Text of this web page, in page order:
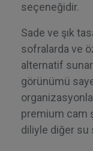
seçeneğidir.
Sade ve şık
sofralarda ve
alternatif
görünümü
premium cam
diliyle diğer su